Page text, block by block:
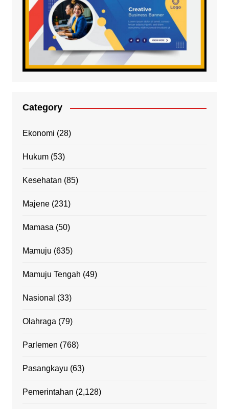
Category
Ekonomi (28)
Hukum(53)
Kesehatan (85)
Majene(231)
Mamasa (50)
Mamuju (635)
Mamuju Tengah (49)
Nasional (33)
Olahraga (79)
Parlemen (768)
Pasangkayu (63)
Pemerintahan (2,128)